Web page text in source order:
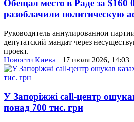
Обещал место в Раде за $160
разоблачили политическую
Руководитель аннулированной
депутатский мандат через
проект.
Новости Киева - 17 июля 2026, 14:03
У Запоріжжі call-центр
понад 700 тис. грн